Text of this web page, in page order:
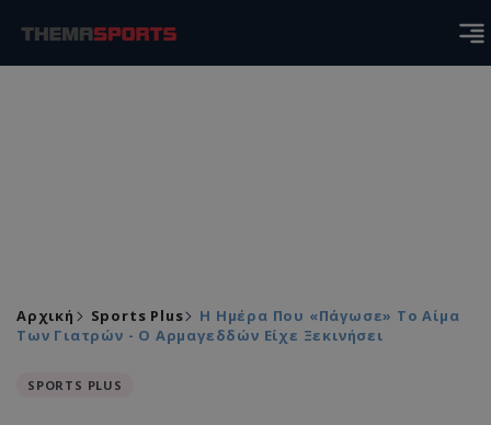
Αρχική Sports Plus
Η Ημέρα Που «πάγωσε» Τo Αίμα
Των Γιατρών - Ο Αρμαγεδδών Είχε Ξεκινήσει
SPORTS PLUS